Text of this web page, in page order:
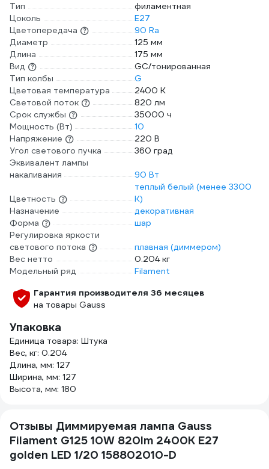
Тип
филаментная
Цоколь
E27
Цветопередача
90 Ra
Диаметр
125 мм
Длина
175 мм
Вид
GC/тонированная
Тип колбы
G
Цветовая температура
2400 К
Световой поток
820 лм
Срок службы
35000 ч
Мощность (Вт)
10
Напряжение
220 В
Угол светового пучка
360 град
Эквивалент лампы
накаливания
90 Вт
Цветность
теплый белый (менее 3300
К)
Назначение
декоративная
Форма
шар
Регулировка яркости
светового потока
плавная (диммером)
Вес нетто
0.204 кг
Модельный ряд
Filament
Гарантия производителя 36 месяцев
на товары Gauss
Упаковка
Единица товара: Штука
Вес, кг: 0.204
Длина, мм: 127
Ширина, мм: 127
Высота, мм: 180
Отзывы Диммируемая лампа Gauss
Filament G125 10W 820lm 2400К Е27
golden LED 1/20 158802010-D